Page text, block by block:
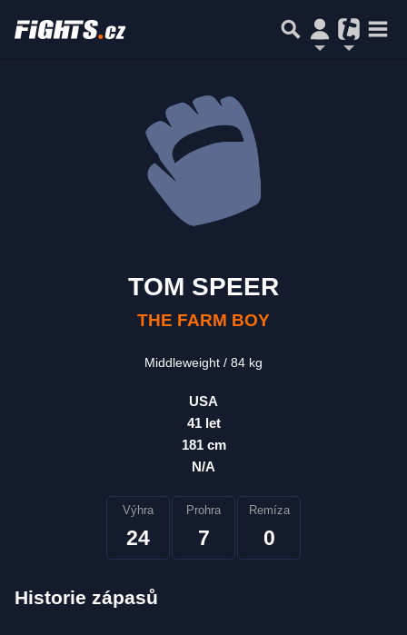
TOM SPEER
THE FARM BOY
Middleweight 84 kg
USA
41 let
181 cm
N/A
Výhra
24
Prohra
7
Remíza
0
Historie zápasů